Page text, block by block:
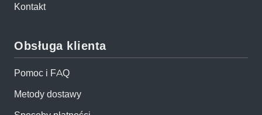
Kontakt
Obsługa klienta
Pomoc i FAQ
Metody dostawy